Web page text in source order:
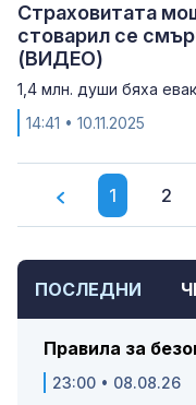
Страховитата
стоварил се
(ВИДЕО)
1,4 млн. души бяха
14:41 • 10.11.2025
1 2
ПОСЛЕДНИ
Правила за
23:00 • 08.08.26